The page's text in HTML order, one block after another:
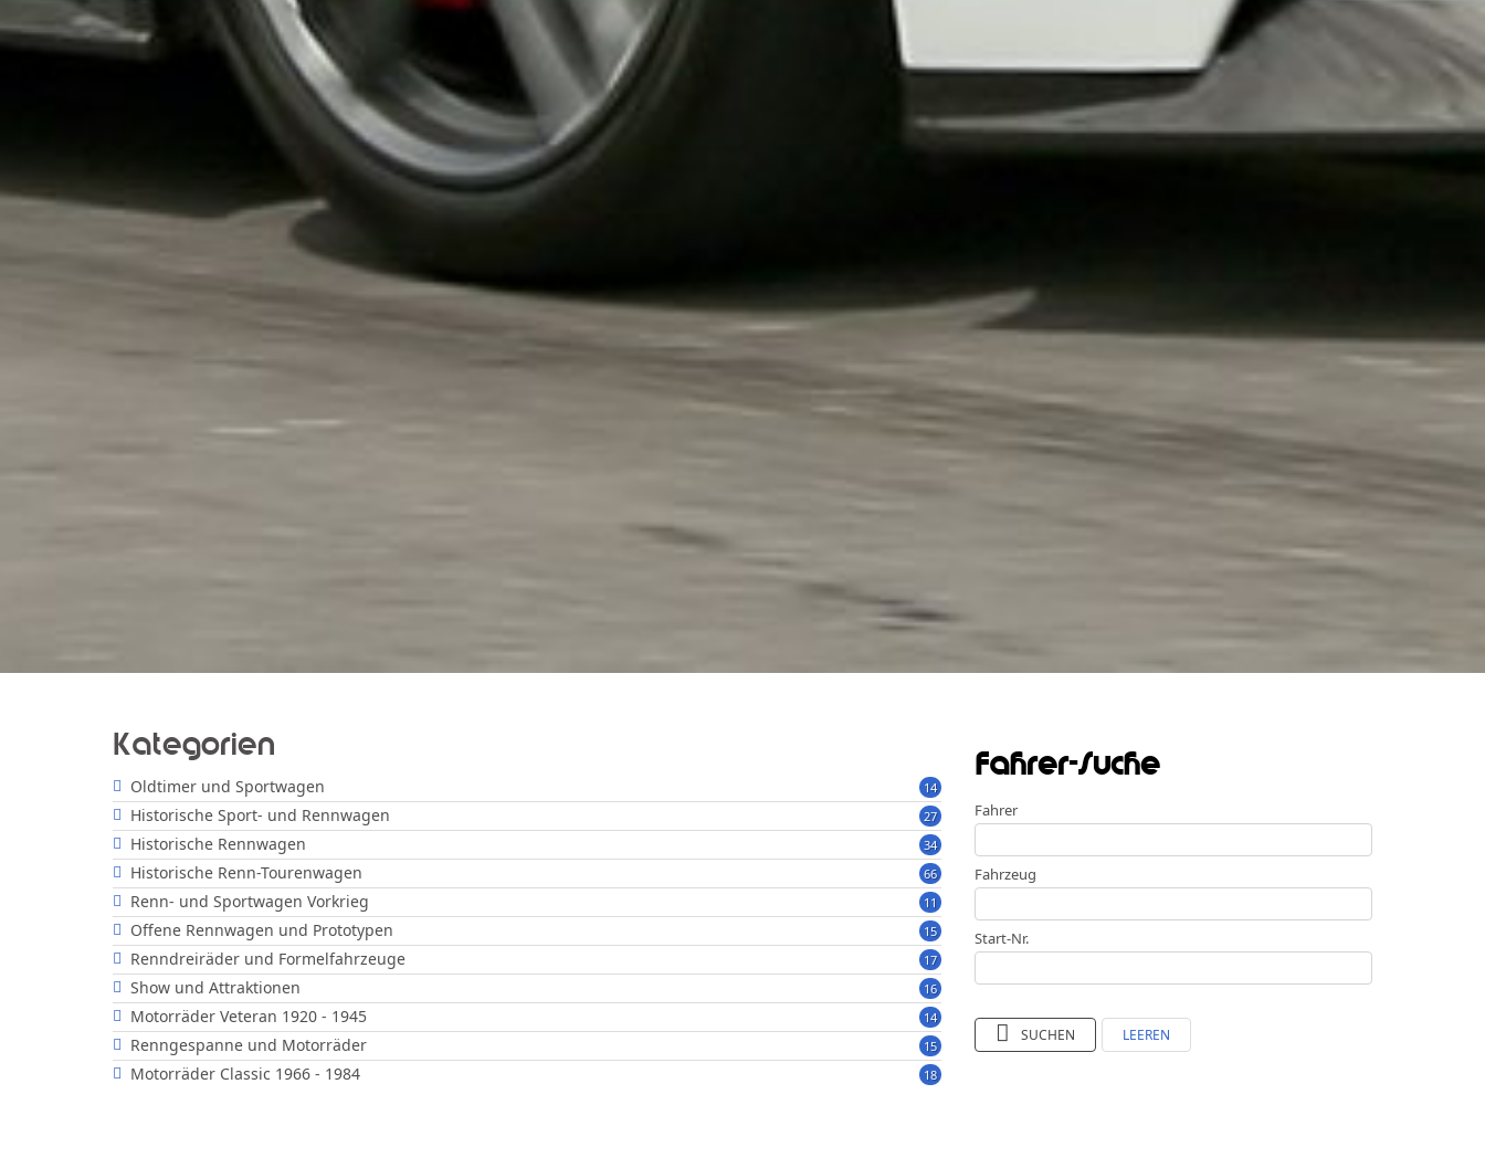
Kategorien
14
Oldtimer und Sportwagen
27
Historische Sport- und Rennwagen
34
Historische Rennwagen
66
Historische Renn-Tourenwagen
11
Renn- und Sportwagen Vorkrieg
15
Offene Rennwagen und Prototypen
17
Renndreiräder und Formelfahrzeuge
16
Show und Attraktionen
14
Motorräder Veteran 1920 - 1945
15
Renngespanne und Motorräder
18
Motorräder Classic 1966 - 1984
Fahrer-Suche
Fahrer
Fahrzeug
Start-Nr.
SUCHEN LEEREN